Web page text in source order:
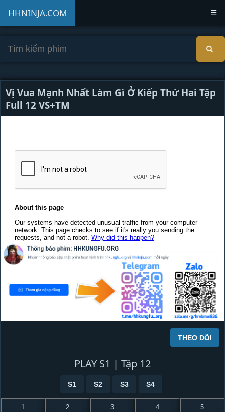
HHNINJA.COM ☰
Vị Vua Mạnh Nhất Làm Gì Ở Kiếp Thứ Hai Tập
Full 12 VS+TM
THEO DÕI
PLAY S1 | Tập 12
S1 S2 S3 S4
1 2 3 4 5